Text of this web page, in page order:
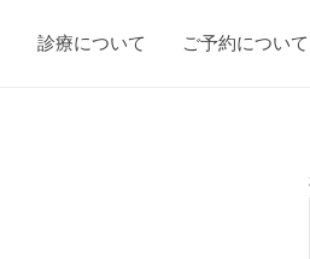
診療について ご予約について